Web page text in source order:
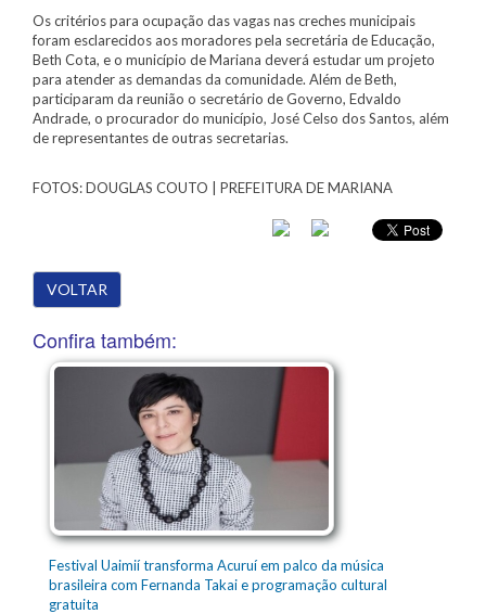
Os critérios para ocupação das vagas nas creches municipais
foram esclarecidos aos moradores pela secretária de Educação,
Beth Cota, e o município de Mariana deverá estudar um projeto
para atender as demandas da comunidade. Além de Beth,
participaram da reunião o secretário de Governo, Edvaldo
Andrade, o procurador do município, José Celso dos Santos, além
de representantes de outras secretarias.
FOTOS: DOUGLAS COUTO | PREFEITURA DE MARIANA
VOLTAR
Confira também:
Festival Uaimií transforma Acuruí em palco da música
brasileira com Fernanda Takai e programação cultural
gratuita